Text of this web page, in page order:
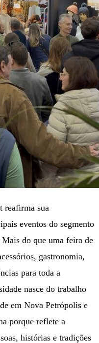
reafirma sua
eventos do segmento
do que uma feira de
gastronomia,
para toda a
nasce do trabalho
em Nova Petrópolis e
porque reflete a
histórias e tradições